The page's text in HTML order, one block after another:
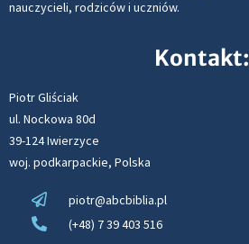
nauczycieli, rodziców i uczniów.
Kontakt:
Piotr Gliściak
ul. Nockowa 80d
39-124 Iwierzyce
woj. podkarpackie, Polska
piotr@abcbiblia.pl
(+48) 7 39 403 516